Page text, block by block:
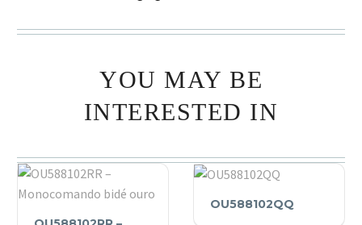
YOU MAY BE
INTERESTED IN
OU588102QQ